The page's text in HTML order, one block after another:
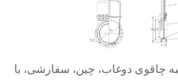
چاقوی دوغاب، چین، سفارشی، با